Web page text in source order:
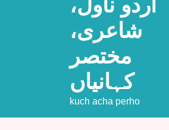
اردو ناول،
شاعری،
مختصر
کہانیاں
kuch acha perho